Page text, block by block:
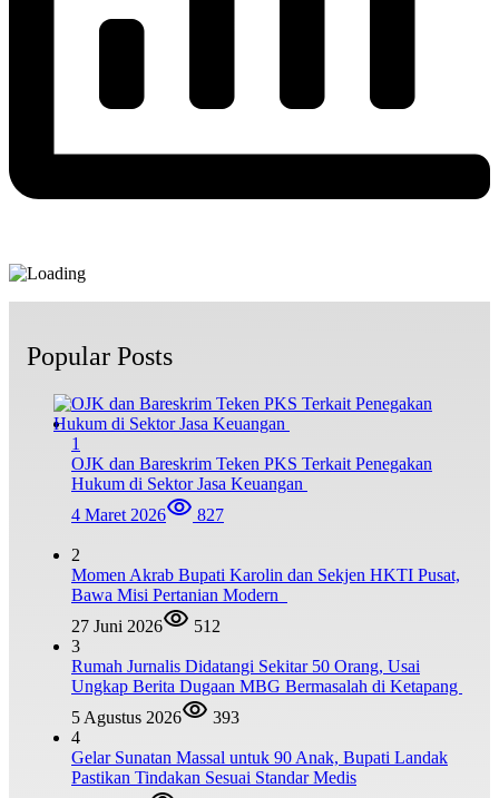
Popular Posts
1
OJK dan Bareskrim Teken PKS Terkait Penegakan
Hukum di Sektor Jasa Keuangan
4 Maret 2026
827
2
Momen Akrab Bupati Karolin dan Sekjen HKTI Pusat,
Bawa Misi Pertanian Modern
27 Juni 2026
512
3
Rumah Jurnalis Didatangi Sekitar 50 Orang, Usai
Ungkap Berita Dugaan MBG Bermasalah di Ketapang
5 Agustus 2026
393
4
Gelar Sunatan Massal untuk 90 Anak, Bupati Landak
Pastikan Tindakan Sesuai Standar Medis